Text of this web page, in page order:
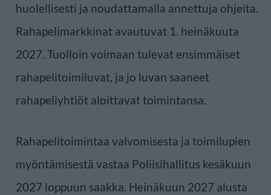
huolellisesti ja noudattamalla annettuja ohjeita.
Rahapelimarkkinat avautuvat 1. heinäkuuta
2027. Tuolloin voimaan tulevat ensimmäiset
rahapelitoimiluvat, ja jo luvan saaneet
rahapeliyhtiöt aloittavat toimintansa.
Rahapelitoimintaa valvomisesta ja toimilupien
myöntämisestä vastaa Poliisihallitus kesäkuun
2027 loppuun saakka. Heinäkuun 2027 alusta